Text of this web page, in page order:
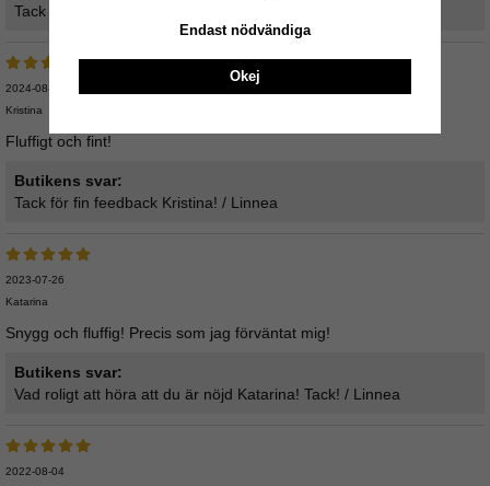
Tack Mikaela! Kul att höra att du blev nöjd! / Linnea
2024-08-13
Kristina
Fluffigt och fint!
Butikens svar:
Tack för fin feedback Kristina! / Linnea
2023-07-26
Katarina
Snygg och fluffig! Precis som jag förväntat mig!
Butikens svar:
Vad roligt att höra att du är nöjd Katarina! Tack! / Linnea
2022-08-04
Endast nödvändiga
Okej